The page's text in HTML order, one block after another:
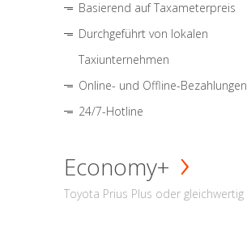
Basierend auf Taxameterpreis
Durchgeführt von lokalen
Taxiunternehmen
Online- und Offline-Bezahlungen
24/7-Hotline
Economy+
Toyota Prius Plus oder gleichwertig